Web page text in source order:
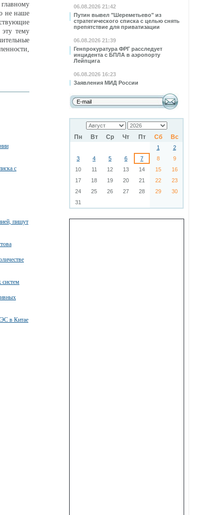
06.08.2026 21:42
Путин вывел "Шереметьево" из
стратегического списка с целью снять
препятствие для приватизации
06.08.2026 21:39
Генпрокуратура ФРГ расследует
инцидента с БПЛА в аэропорту
Лейпцига
06.08.2026 16:23
Заявления МИД России
Пн Вт Ср Чт Пт Сб Вс
1
2
3
4 5 6 7 8
9
10
11 12 13 14 15
16
17
18 19 20 21 22
23
24
25 26 27 28 29
30
31
не наше
тему
с
пишут
в Китае